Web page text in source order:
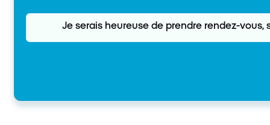
Je serais heureuse de prendre rendez-vous,